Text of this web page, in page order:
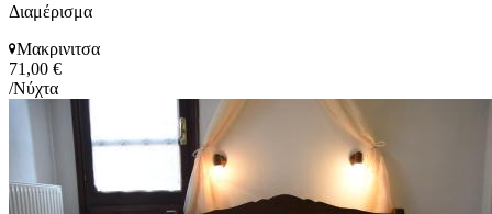
Διαμέρισμα
Μακρινιτσα
71,00 €
/Νύχτα